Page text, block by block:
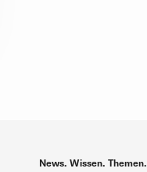
News. Wissen. Themen.